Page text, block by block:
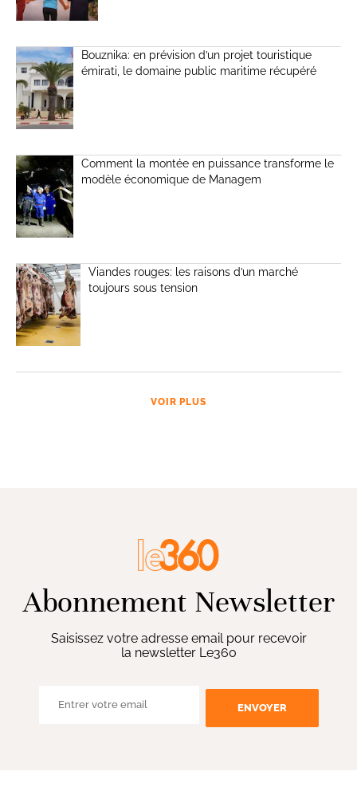
Bouznika: en prévision d’un projet touristique
émirati, le domaine public maritime récupéré
Comment la montée en puissance transforme le
modèle économique de Managem
Viandes rouges: les raisons d’un marché
toujours sous tension
VOIR PLUS
Abonnement Newsletter
Saisissez votre adresse email pour recevoir
la newsletter Le360
ENVOYER